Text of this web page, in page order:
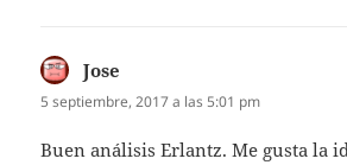
Jose
5 septiembre, 2017 a las 5:01 pm
Buen análisis Erlantz. Me gusta la